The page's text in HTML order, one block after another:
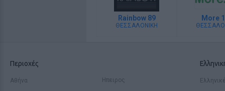
Rainbow 89
ΘΕΣΣΑΛΟΝΙΚΗ
More
Περιοχές
Αθήνα Ηπειρος